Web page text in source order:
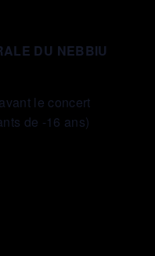
DU NEBBIU
le concert
de -16 ans)